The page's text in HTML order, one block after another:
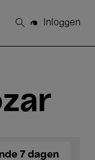
Zoeken
Inloggen
7 dagen